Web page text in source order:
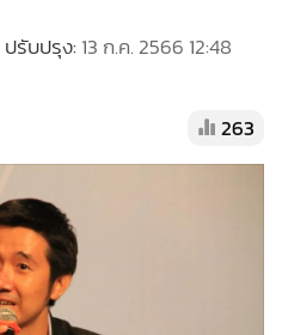
ปรับปรุง: 13 ก.ค. 2566 12:48
263